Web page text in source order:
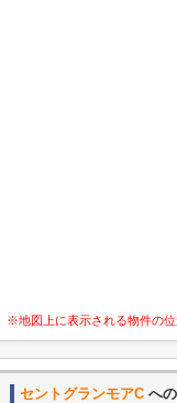
※地図上に表示される物件の位
セントグランモアC へ